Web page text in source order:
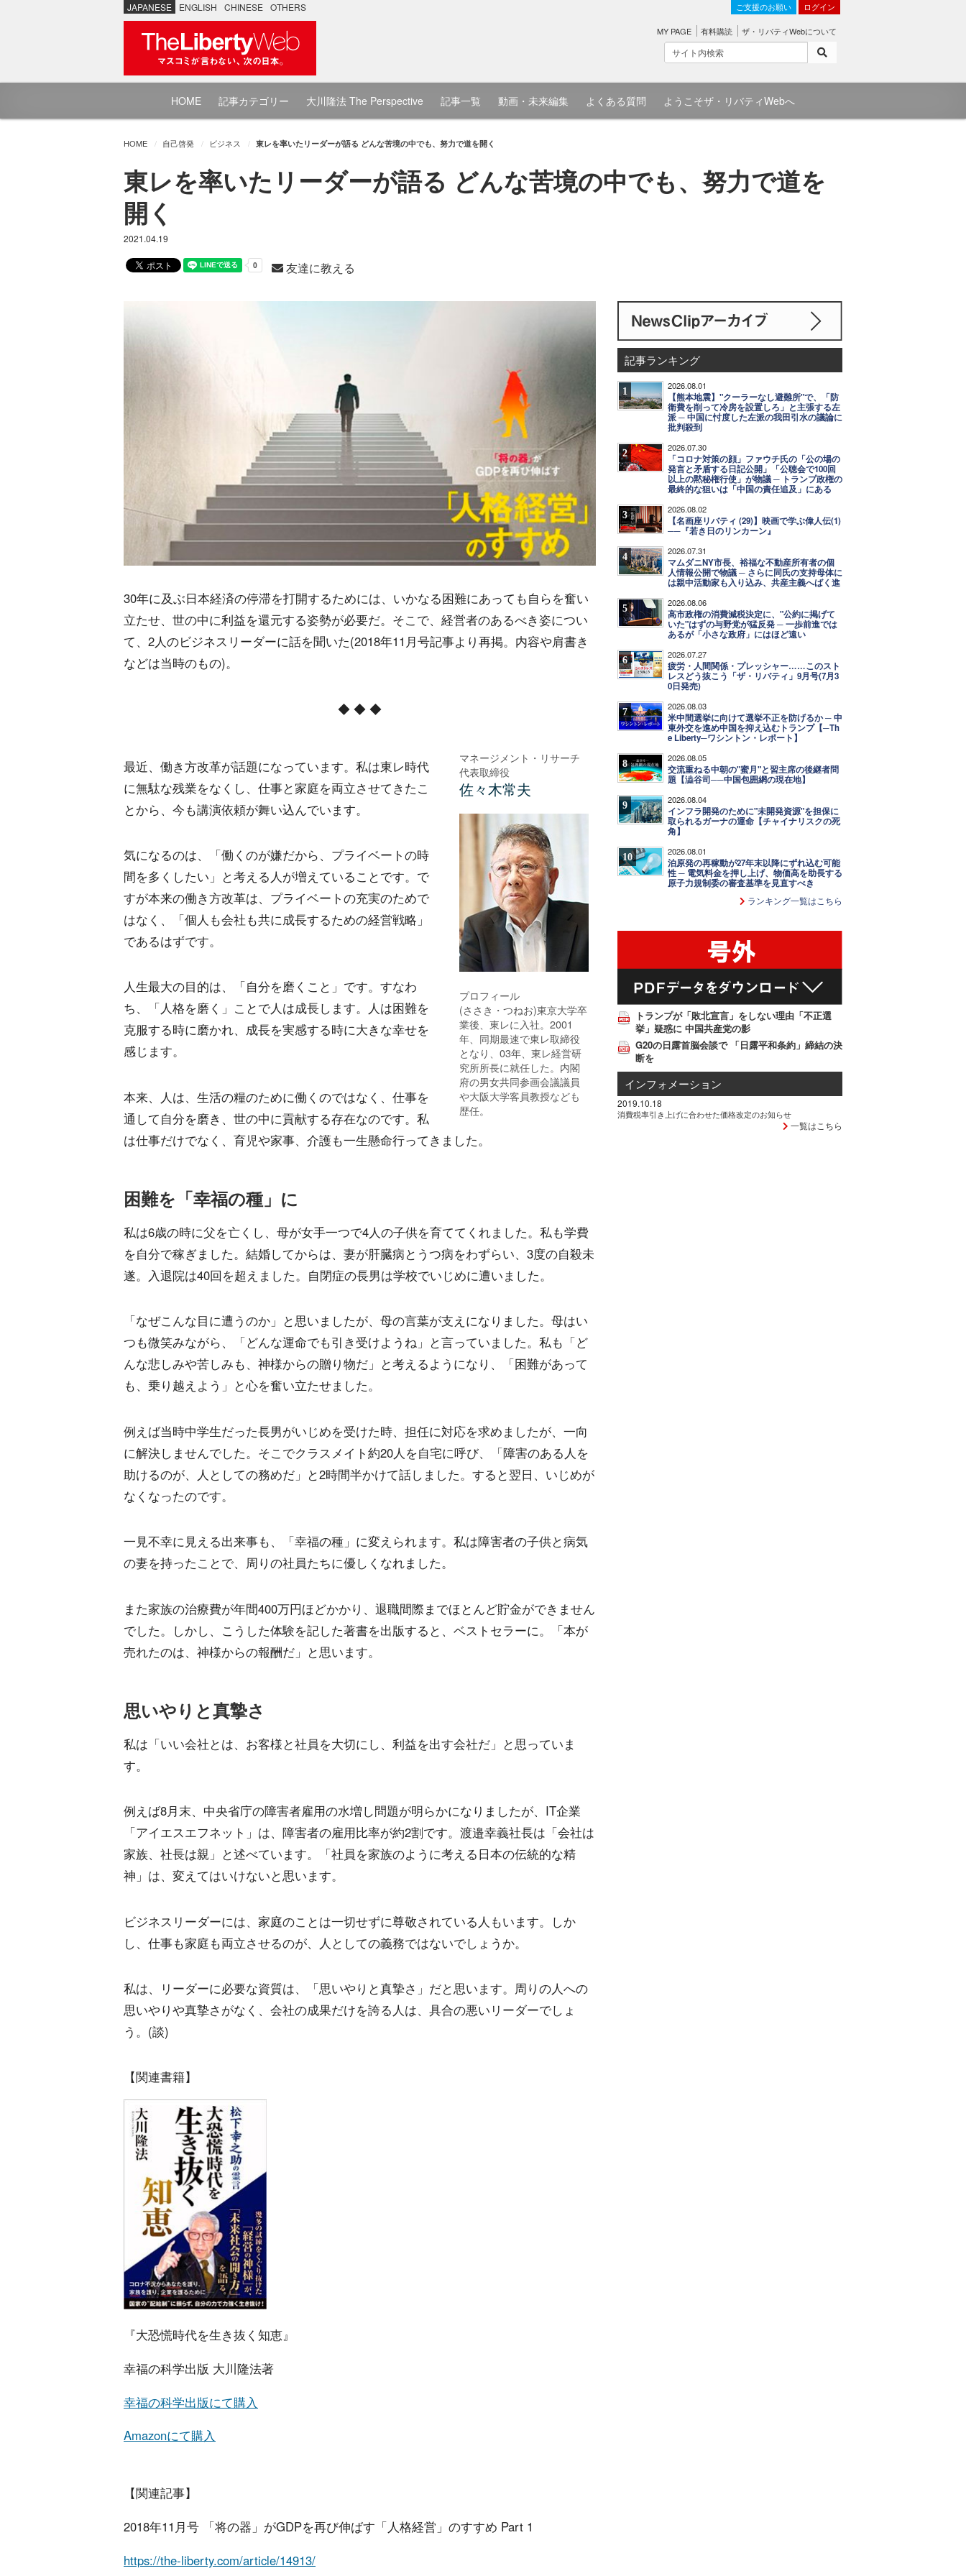
JAPANESE ENGLISH CHINESE OTHERS ご支援のお願い ログイン
MY PAGE 有料購読 ザ・リバティWebについて
HOME 記事カテゴリー 大川隆法 The Perspective 記事一覧 動画・未来編集 よくある質問 ようこそザ・リバティWebへ
HOME 自己啓発 ビジネス 東レを率いたリーダーが語る どんな苦境の中でも、努力で道を開く
東レを率いたリーダーが語る どんな苦境の中でも、努力で道を
開く
2021.04.19
友達に教える
30年に及ぶ日本経済の停滞を打開するためには、いかなる困難にあっても自らを奮い
立たせ、世の中に利益を還元する姿勢が必要だ。そこで、経営者のあるべき姿につい
て、2人のビジネスリーダーに話を聞いた(2018年11月号記事より再掲。内容や肩書き
などは当時のもの)。
◆ ◆ ◆
マネージメント・リサーチ
代表取締役
佐々木常夫
プロフィール
(ささき・つねお)東京大学卒
業後、東レに入社。2001
年、同期最速で東レ取締役
となり、03年、東レ経営研
究所所長に就任した。内閣
府の男女共同参画会議議員
や大阪大学客員教授なども
歴任。
最近、働き方改革が話題になっています。私は東レ時代
に無駄な残業をなくし、仕事と家庭を両立させてきたこ
とから、今も講演依頼が舞い込んでいます。
気になるのは、「働くのが嫌だから、プライベートの時
間を多くしたい」と考える人が増えていることです。で
すが本来の働き方改革は、プライベートの充実のためで
はなく、「個人も会社も共に成長するための経営戦略」
であるはずです。
人生最大の目的は、「自分を磨くこと」です。すなわ
ち、「人格を磨く」ことで人は成長します。人は困難を
克服する時に磨かれ、成長を実感する時に大きな幸せを
感じます。
本来、人は、生活の糧のために働くのではなく、仕事を
通して自分を磨き、世の中に貢献する存在なのです。私
は仕事だけでなく、育児や家事、介護も一生懸命行ってきました。
困難を「幸福の種」に
私は6歳の時に父を亡くし、母が女手一つで4人の子供を育ててくれました。私も学費
を自分で稼ぎました。結婚してからは、妻が肝臓病とうつ病をわずらい、3度の自殺未
遂。入退院は40回を超えました。自閉症の長男は学校でいじめに遭いました。
「なぜこんな目に遭うのか」と思いましたが、母の言葉が支えになりました。母はい
つも微笑みながら、「どんな運命でも引き受けようね」と言っていました。私も「ど
んな悲しみや苦しみも、神様からの贈り物だ」と考えるようになり、「困難があって
も、乗り越えよう」と心を奮い立たせました。
例えば当時中学生だった長男がいじめを受けた時、担任に対応を求めましたが、一向
に解決しませんでした。そこでクラスメイト約20人を自宅に呼び、「障害のある人を
助けるのが、人としての務めだ」と2時間半かけて話しました。すると翌日、いじめが
なくなったのです。
一見不幸に見える出来事も、「幸福の種」に変えられます。私は障害者の子供と病気
の妻を持ったことで、周りの社員たちに優しくなれました。
また家族の治療費が年間400万円ほどかかり、退職間際までほとんど貯金ができません
でした。しかし、こうした体験を記した著書を出版すると、ベストセラーに。「本が
売れたのは、神様からの報酬だ」と思います。
思いやりと真摯さ
私は「いい会社とは、お客様と社員を大切にし、利益を出す会社だ」と思っていま
す。
例えば8月末、中央省庁の障害者雇用の水増し問題が明らかになりましたが、IT企業
「アイエスエフネット」は、障害者の雇用比率が約2割です。渡邉幸義社長は「会社は
家族、社長は親」と述べています。「社員を家族のように考える日本の伝統的な精
神」は、変えてはいけないと思います。
ビジネスリーダーには、家庭のことは一切せずに尊敬されている人もいます。しか
し、仕事も家庭も両立させるのが、人としての義務ではないでしょうか。
私は、リーダーに必要な資質は、「思いやりと真摯さ」だと思います。周りの人への
思いやりや真摯さがなく、会社の成果だけを誇る人は、具合の悪いリーダーでしょ
う。(談)
【関連書籍】
『大恐慌時代を生き抜く知恵』
幸福の科学出版 大川隆法著
幸福の科学出版にて購入
Amazonにて購入
【関連記事】
2018年11月号 「将の器」がGDPを再び伸ばす「人格経営」のすすめ Part 1
https://the-liberty.com/article/14913/
記事ランキング
1 2026.08.01
【熊本地震】"クーラーなし避難所"で、「防
衛費を削って冷房を設置しろ」と主張する左
派 ─ 中国に忖度した左派の我田引水の議論に
批判殺到
2 2026.07.30
「コロナ対策の顔」ファウチ氏の「公の場の
発言と矛盾する日記公開」「公聴会で100回
以上の黙秘権行使」が物議 ─ トランプ政権の
最終的な狙いは「中国の責任追及」にある
3 2026.08.02
【名画座リバティ (29)】映画で学ぶ偉人伝(1)
──『若き日のリンカーン』
4 2026.07.31
マムダニNY市長、裕福な不動産所有者の個
人情報公開で物議 ─ さらに同氏の支持母体に
は親中活動家も入り込み、共産主義へばく進
5 2026.08.06
高市政権の消費減税決定に、"公約に掲げて
いた"はずの与野党が猛反発 ─ 一歩前進では
あるが「小さな政府」にはほど遠い
6 2026.07.27
疲労・人間関係・プレッシャー……このスト
レスどう抜こう「ザ・リバティ」9月号(7月3
0日発売)
7 2026.08.03
米中間選挙に向けて選挙不正を防げるか ─ 中
東外交を進め中国を抑え込むトランプ【─Th
e Liberty─ワシントン・レポート】
8 2026.08.05
交流重ねる中朝の"蜜月"と習主席の後継者問
題【澁谷司──中国包囲網の現在地】
9 2026.08.04
インフラ開発のために"未開発資源"を担保に
取られるガーナの運命【チャイナリスクの死
角】
10 2026.08.01
泊原発の再稼動が27年末以降にずれ込む可能
性 ─ 電気料金を押し上げ、物価高を助長する
原子力規制委の審査基準を見直すべき
ランキング一覧はこちら
トランプが「敗北宣言」をしない理由「不正選
挙」疑惑に 中国共産党の影
G20の日露首脳会談で 「日露平和条約」締結の決
断を
インフォメーション
2019.10.18
消費税率引き上げに合わせた価格改定のお知らせ
一覧はこちら